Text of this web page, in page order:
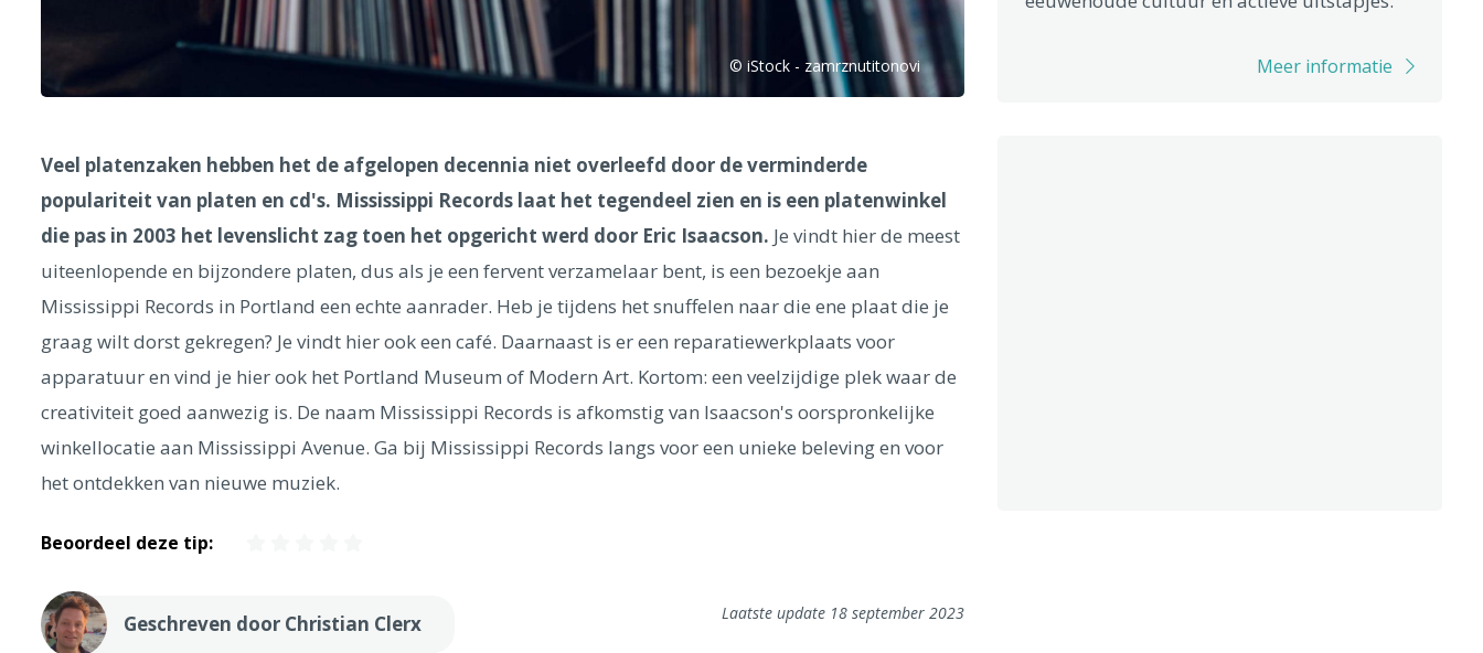
© iStock - zamrznutitonovi
Veel platenzaken hebben het de afgelopen decennia niet overleefd door de verminderde
populariteit van platen en cd's. Mississippi Records laat het tegendeel zien en is een platenwinkel
die pas in 2003 het levenslicht zag toen het opgericht werd door Eric Isaacson. Je vindt hier de meest
uiteenlopende en bijzondere platen, dus als je een fervent verzamelaar bent, is een bezoekje aan
Mississippi Records in Portland een echte aanrader. Heb je tijdens het snuffelen naar die ene plaat die je
graag wilt dorst gekregen? Je vindt hier ook een café. Daarnaast is er een reparatiewerkplaats voor
apparatuur en vind je hier ook het Portland Museum of Modern Art. Kortom: een veelzijdige plek waar de
creativiteit goed aanwezig is. De naam Mississippi Records is afkomstig van Isaacson's oorspronkelijke
winkellocatie aan Mississippi Avenue. Ga bij Mississippi Records langs voor een unieke beleving en voor
het ontdekken van nieuwe muziek.
Beoordeel deze tip:
Geschreven door Christian Clerx Laatste update 18 september 2023
Meer informatie